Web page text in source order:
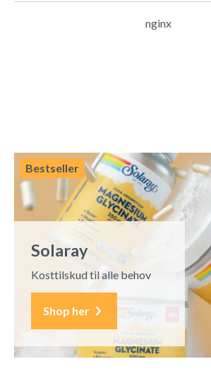
nginx
Bestseller
Solaray
Kosttilskud til alle behov
Shop her